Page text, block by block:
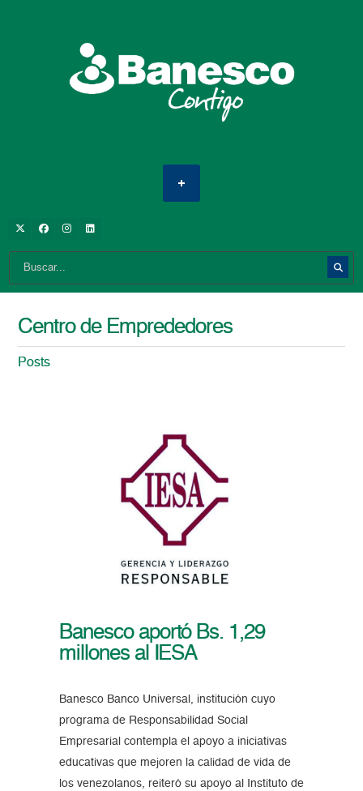
Centro de Emprededores
Posts
Banesco aportó Bs. 1,29
millones al IESA
Banesco Banco Universal, institución cuyo
programa de Responsabilidad Social
Empresarial contempla el apoyo a iniciativas
educativas que mejoren la calidad de vida de
los venezolanos, reiteró su apoyo al Instituto de